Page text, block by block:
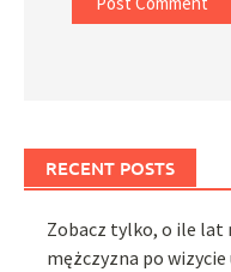
RECENT POSTS
Zobacz tylko, o ile lat
mężczyzna po